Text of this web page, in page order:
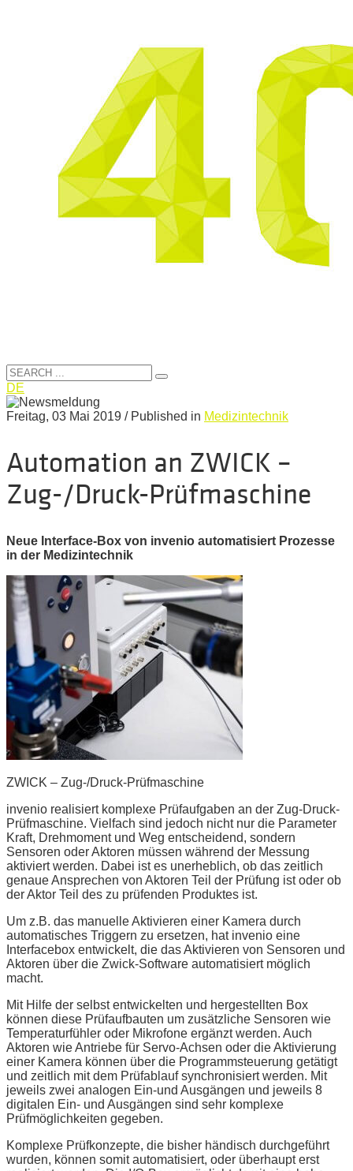
DE
Freitag, 03 Mai 2019 / Published in Medizintechnik
Automation an ZWICK –
Zug-/Druck-Prüfmaschine
Neue Interface-Box von invenio automatisiert Prozesse
in der Medizintechnik
ZWICK – Zug-/Druck-Prüfmaschine
invenio realisiert komplexe Prüfaufgaben an der Zug-Druck-
Prüfmaschine. Vielfach sind jedoch nicht nur die Parameter
Kraft, Drehmoment und Weg entscheidend, sondern
Sensoren oder Aktoren müssen während der Messung
aktiviert werden. Dabei ist es unerheblich, ob das zeitlich
genaue Ansprechen von Aktoren Teil der Prüfung ist oder ob
der Aktor Teil des zu prüfenden Produktes ist.
Um z.B. das manuelle Aktivieren einer Kamera durch
automatisches Triggern zu ersetzen, hat invenio eine
Interfacebox entwickelt, die das Aktivieren von Sensoren und
Aktoren über die Zwick-Software automatisiert möglich
macht.
Mit Hilfe der selbst entwickelten und hergestellten Box
können diese Prüfaufbauten um zusätzliche Sensoren wie
Temperaturfühler oder Mikrofone ergänzt werden. Auch
Aktoren wie Antriebe für Servo-Achsen oder die Aktivierung
einer Kamera können über die Programmsteuerung getätigt
und zeitlich mit dem Prüfablauf synchronisiert werden. Mit
jeweils zwei analogen Ein-und Ausgängen und jeweils 8
digitalen Ein- und Ausgängen sind sehr komplexe
Prüfmöglichkeiten gegeben.
Komplexe Prüfkonzepte, die bisher händisch durchgeführt
wurden, können somit automatisiert, oder überhaupt erst